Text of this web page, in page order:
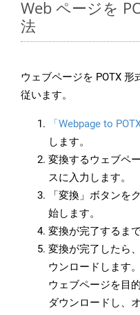
Web ページを
法
ウェブページを POTX
従います。
「Webpage to POTX
します。
変換するウェブペ
スに入力します。
「変換」ボタンを
始します。
変換が完了するま
変換が完了したら
ウンロードします
ウェブページを目
ダウンロードし、